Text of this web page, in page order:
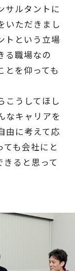
サルタントに
いただきまし
トという立場
る職場なの
とを仰っても
こうしてほし
なキャリアを
由に考えて応
も会社にと
きると思って